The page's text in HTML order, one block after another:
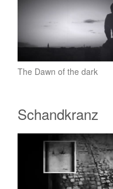
The Dawn of the dark
Schandkranz